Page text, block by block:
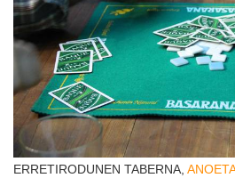
ERRETIRODUNEN TABERNA,